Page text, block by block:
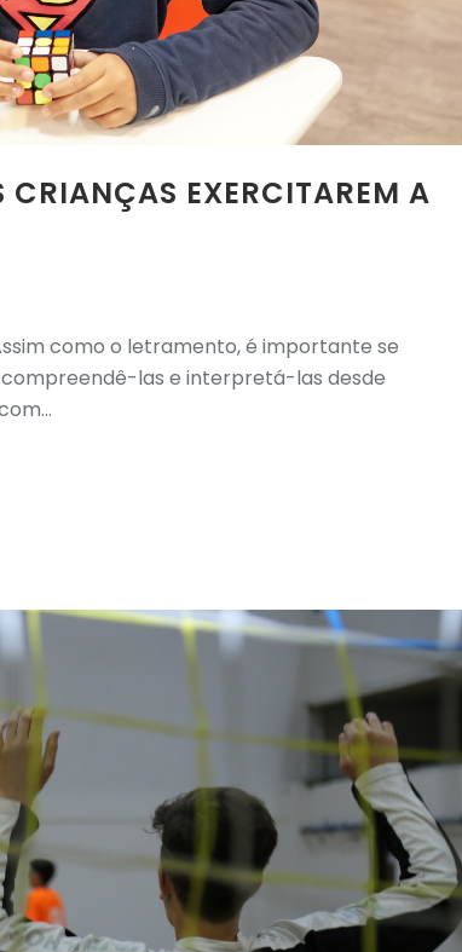
CRIANÇAS EXERCITAREM A
como o letramento, é importante se
las e interpretá-las desde